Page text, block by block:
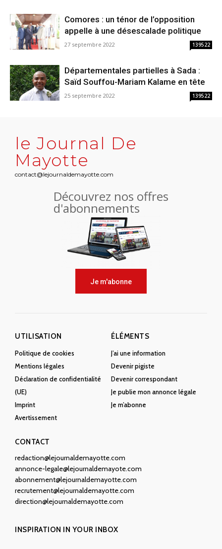
Comores : un ténor de l’opposition
appelle à une désescalade politique
27 septembre 2022 139522
Départementales partielles à Sada :
Saïd Souffou-Mariam Kalame en tête
25 septembre 2022 139522
le Journal De
Mayotte
contact@lejournaldemayotte.com
Découvrez nos offres
d'abonnements
Je m'abonne
UTILISATION
Politique de cookies
Mentions légales
Déclaration de confidentialité
(UE)
Imprint
Avertissement
ÉLÉMENTS
J’ai une information
Devenir pigiste
Devenir correspondant
Je publie mon annonce légale
Je m’abonne
CONTACT
redaction@lejournaldemayotte.com
annonce-legale@lejournaldemayote.com
abonnement@lejournaldemayotte.com
recrutement@lejournaldemayotte.com
direction@lejournaldemayotte.com
INSPIRATION IN YOUR INBOX